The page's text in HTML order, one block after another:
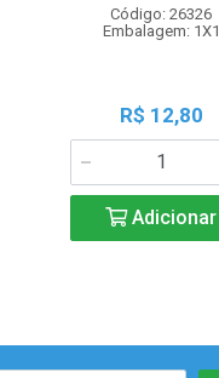
Código: 26326
Embalagem: 1X1
R$ 12,80
Adicionar